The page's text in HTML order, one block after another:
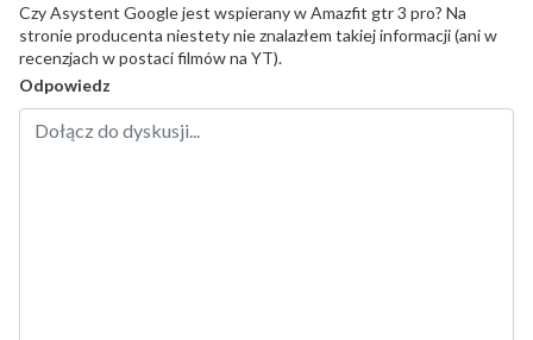
Czy Asystent Google jest wspierany w Amazfit gtr 3 pro? Na
stronie producenta niestety nie znalazłem takiej informacji (ani w
recenzjach w postaci filmów na YT).
Odpowiedz